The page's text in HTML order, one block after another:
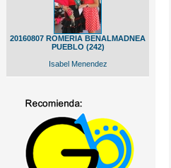
20160807 ROMERIA BENALMADNEA
PUEBLO (242)
Isabel Menendez